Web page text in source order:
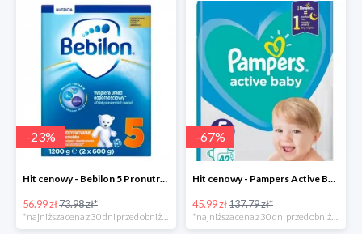
-23%
Hit cenowy - Bebilon 5 Pronutra Advance
56.99 zł73.98 zł*
*najniższa cena z 30 dni przed obniżką
-67%
Hit cenowy - Pampers Active Baby 5
45.99 zł137.79 zł*
*najniższa cena z 30 dni przed obniżką